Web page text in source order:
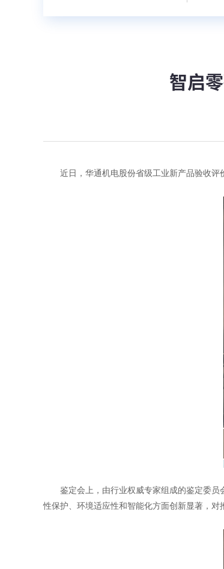
智启
近日，华通机电股份省级工业新产品验收评价
鉴定会上，由行业权威专家组成的鉴定委员
性保护、环境适应性和智能化方面创新显著，